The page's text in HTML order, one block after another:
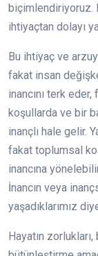
biçimlendiriyoruz.
ihtiyaçtan dolayı
Bu ihtiyaç ve
fakat insan
inancını terk
koşullarda ve bir
inançlı hale gelir.
fakat toplumsal
inancına
İnancın veya
yaşadıklarımız
Hayatın